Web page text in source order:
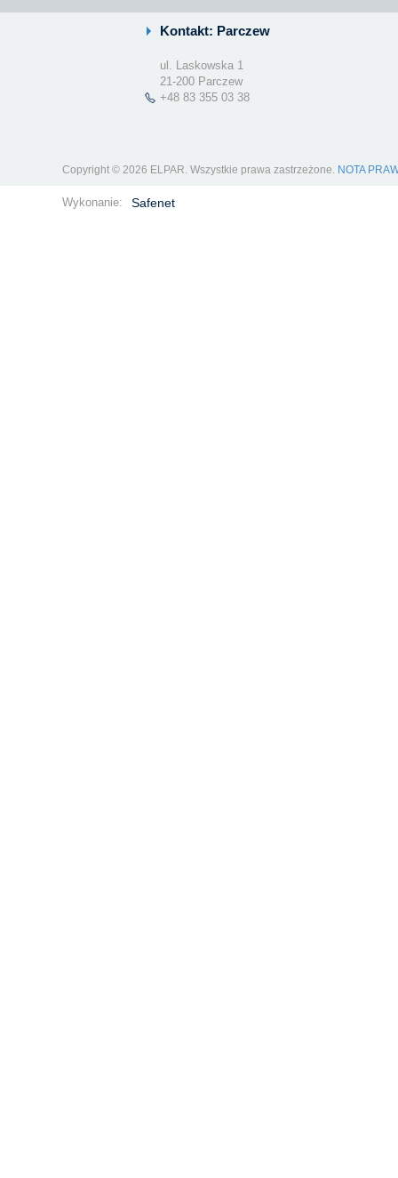
Kontakt: Parczew
ul. Laskowska 1
21-200 Parczew
+48 83 355 03 38
Copyright © 2026 ELPAR. Wszystkie prawa zastrzeżone. NOTA
Wykonanie: Safenet